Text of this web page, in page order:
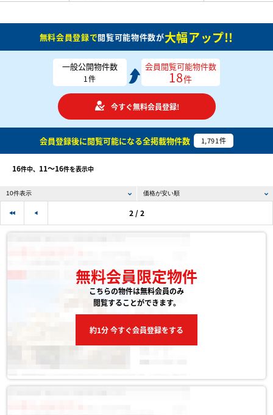
無料会員登録で閲覧可能物件数が大幅アップ!!
一般公開物件数
1件
会員閲覧可能物件数
18件
今すぐ無料会員登録!
会員登録後に閲覧可能になる全掲載物件数 1,791件
16件中、 11〜16件を表示中
2 / 2
無料会員限定物件
こちらの物件は無料会員のみ
閲覧することができます。
約1分 今すぐ会員登録をする